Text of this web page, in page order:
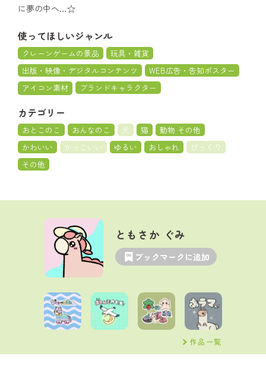
に夢の中へ…☆
使ってほしいジャンル
クレーンゲームの景品
玩具・雑貨
出版・映像・デジタルコンテンツ
WEB広告・告知ポスター
アイコン素材
ブランドキャラクター
カテゴリー
おとこのこ おんなのこ 犬 猫
動物 その他
かわいい
かっこいい ゆるい おしゃれ
びっくり
その他
ともさか ぐみ
ブックマークに追加
作品一覧